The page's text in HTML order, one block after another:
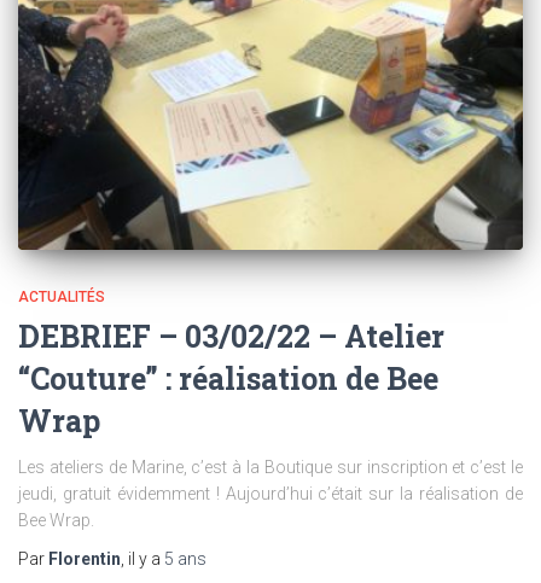
ACTUALITÉS
DEBRIEF – 03/02/22 – Atelier
“Couture” : réalisation de Bee
Wrap
Les ateliers de Marine, c’est à la Boutique sur inscription et c’est le
jeudi, gratuit évidemment ! Aujourd’hui c’était sur la réalisation de
Bee Wrap.
Par Florentin , il y a 5 ans